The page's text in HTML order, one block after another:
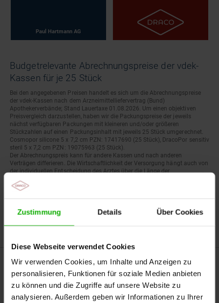
Zustimmung Details Über Cookies
Diese Webseite verwendet Cookies
Wir verwenden Cookies, um Inhalte und Anzeigen zu
personalisieren, Funktionen für soziale Medien anbieten
zu können und die Zugriffe auf unsere Website zu
analysieren. Außerdem geben wir Informationen zu Ihrer
Paul Hartmann AG
Budgetrelevante Abrechnungspreise der vdek-
Kassen für je 25 Stück
Bei den angegebenen Preisen handelt es sich um die Abrechnungspreise
der vdek-Kassen nach dem Arzneimittelliefervertrag (Bund)
Apothekerverbände; Stand Lauertaxe 01.08.2026. Um einen objektiven
Preisvergleich darzustellen, haben wir die Packungspreise der jeweils
nächst verfügbaren Packungen mit kleineren und/oder größeren
Stückzahlen auf einen Packungsinhalt mit jeweils 25 Stück umgerechnet.
Cosmopor silicone 5 x 7,2 cm PZN: 17417690 (25 Stück), DracoPor sensitiv
steril 5 x 7,2 cm PZN: 19075963 (25 Stück).
Der Abrechnungspreis kann für andere Kassen und nach anderen
Verträgen differieren. Die Wirtschaftlichkeit der Versorgung hängt auch von
der individuellen Entscheidung des Arztes über die Länge der
Wechselintervalle ab.
Verbandmittelverordnungen unterliegen der Wirtschaftlichkeitsprüfung, die